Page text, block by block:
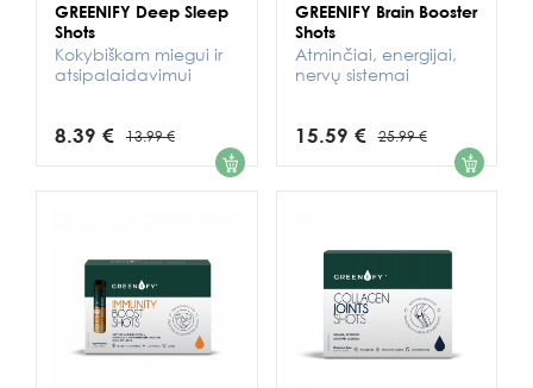
GREENIFY Deep Sleep
Shots
Kokybiškam miegui ir
atsipalaidavimui
8.39 € 13.99 € 1
GREENIFY Brain Booster
Shots
Atminčiai, energijai,
nervų sistemai
15.59 € 25.99 € 1